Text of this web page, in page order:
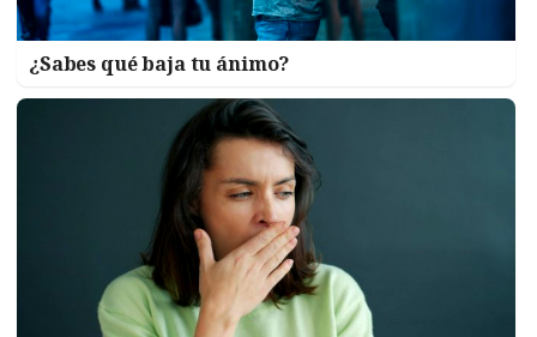
¿Sabes qué baja tu ánimo?